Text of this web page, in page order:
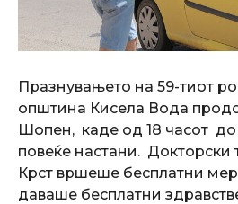
Празнувањето на 59-тиот
општина Кисела Вода
Шопен, каде од 18 часот до
повеќе настани.
Крст вршеше бесплатни
даваше бесплатни